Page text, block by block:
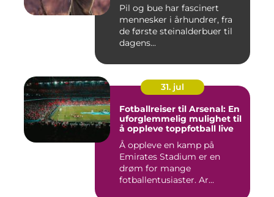
Pil og bue har fascinert
mennesker i århundrer, fra
de første steinalderbuer til
dagens...
31. jul
Fotballreiser til Arsenal: En
uforglemmelig mulighet til
å oppleve toppfotball live
Å oppleve en kamp på
Emirates Stadium er en
drøm for mange
fotballentusiaster. Ar...